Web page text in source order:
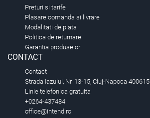
Preturi si tarife
Plasare comanda si livrare
Modalitati de plata
Politica de returnare
Garantia produselor
CONTACT
Contact
Strada Iazului, Nr. 13-15, Cluj-Napoca 400615
Linie telefonica gratuita
+0264-437484
office@intend.ro